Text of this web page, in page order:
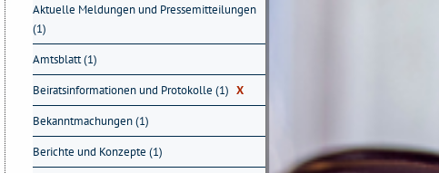
Aktuelle Meldungen und Pressemitteilungen
(1)
Amtsblatt (1)
Beiratsinformationen und Protokolle (1) X
Bekanntmachungen (1)
Berichte und Konzepte (1)